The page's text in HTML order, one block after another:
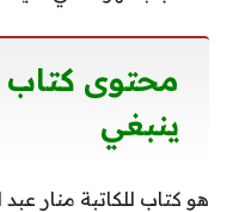
محتوى كتاب
ينبغي
هو كتاب للكاتبة منار